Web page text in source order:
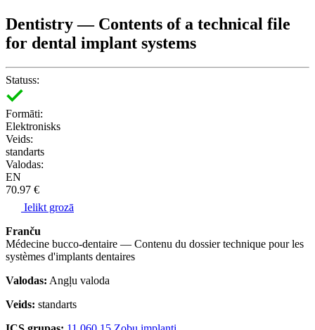
Dentistry — Contents of a technical file
for dental implant systems
Statuss:
Formāti:
Elektronisks
Veids:
standarts
Valodas:
EN
70.97 €
Ielikt grozā
Franču
Médecine bucco-dentaire — Contenu du dossier technique pour les
systèmes d'implants dentaires
Valodas: Angļu valoda
Veids: standarts